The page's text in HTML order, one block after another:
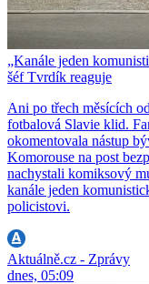
„Kanále jeden
šéf Tvrdík reaguje
Ani po třech měsících
fotbalová Slavie klid.
okomentovala nástup
Komorouse na post
nachystali komiksový
kanále jeden
policistovi.
Aktuálně.cz - Zprávy
dnes, 05:09